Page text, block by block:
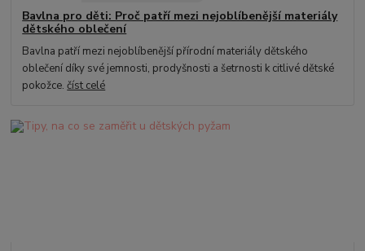
Bavlna pro děti: Proč patří mezi nejoblíbenější materiály
dětského oblečení
Bavlna patří mezi nejoblíbenější přírodní materiály dětského
oblečení díky své jemnosti, prodyšnosti a šetrnosti k citlivé dětské
pokožce.číst celé